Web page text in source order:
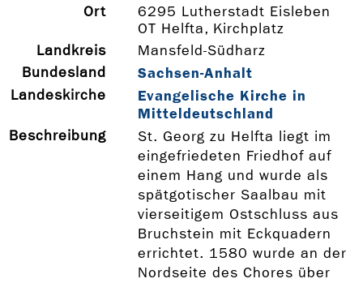
Ort
6295 Lutherstadt Eisleben
OT Helfta, Kirchplatz
Landkreis
Mansfeld-Südharz
Bundesland
Sachsen-Anhalt
Landeskirche
Evangelische Kirche in
Mitteldeutschland
Beschreibung
St. Georg zu Helfta liegt im
eingefriedeten Friedhof auf
einem Hang und wurde als
spätgotischer Saalbau mit
vierseitigem Ostschluss aus
Bruchstein mit Eckquadern
errichtet. 1580 wurde an der
Nordseite des Chores über